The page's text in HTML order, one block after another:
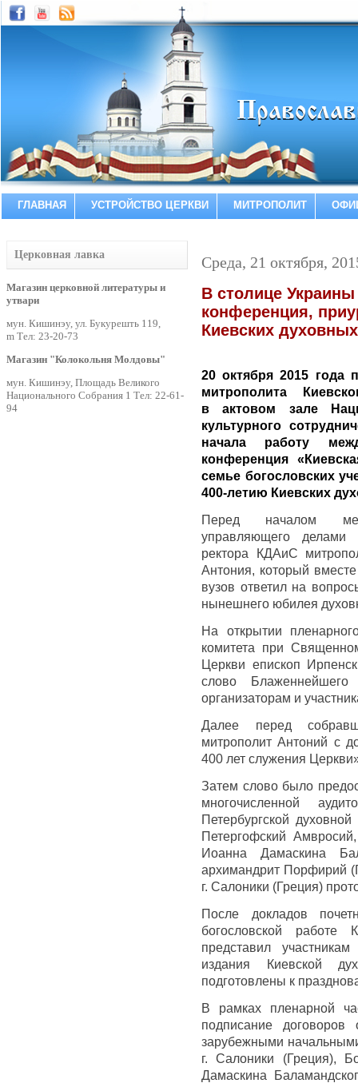
ГЛАВНАЯ УСТРОЙСТВО ЦЕРКВИ МИТРОПОЛИТ
Церковная лавка
Магазин церковной литературы и
утвари
мун. Кишинэу, ул. Букурешть 119,
m Тел: 23-20-73
Магазин "Колокольня Молдовы"
мун. Кишинэу, Площадь Великого
Национального Собрания 1 Тел: 22-61-
94
Среда, 21 октября,
В столице
конференция,
Киевских
20 октября 2015 года
митрополита
в актовом зале
культурного
начала работу
конференция
семье богословских
400-летию Киевских
Перед началом
управляющего делами
ректора КДАиС
Антония, который
вузов ответил на
нынешнего юбилея
На открытии
комитета при
Церкви епископ
слово
организаторам и
Далее перед
митрополит Антоний с
400 лет служения
Затем слово было
многочисленной
Петербургской
Петергофский
Иоанна Дамаскина
архимандрит Порфирий
г. Салоники (Греция)
После докладов
богословской
представил
издания Киевской
подготовлены к
В рамках пленарной
подписание
зарубежными
г. Салоники (Греция),
Дамаскина